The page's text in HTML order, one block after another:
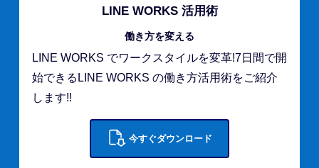
LINE WORKS 活用術
働き方を変える
LINE WORKS でワークスタイルを変革!7日間で開
始できるLINE WORKS の働き方活用術をご紹介
します!!
今すぐダウンロード